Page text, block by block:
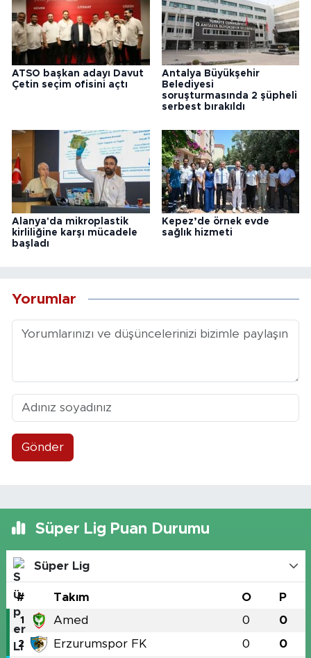
ATSO başkan adayı Davut
Çetin seçim ofisini açtı
Antalya Büyükşehir
Belediyesi
soruşturmasında 2 şüpheli
serbest bırakıldı
Alanya'da mikroplastik
kirliliğine karşı mücadele
başladı
Kepez’de örnek evde
sağlık hizmeti
Yorumlar
Gönder
Süper Lig Puan Durumu
Süper Lig
# Takım O P
1 Amed 0 0
2 Erzurumspor FK 0 0